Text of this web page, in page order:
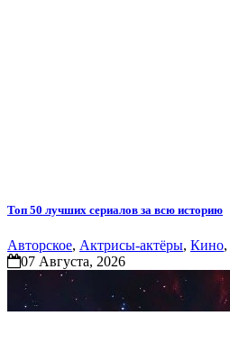
Топ 50 лучших сериалов за всю историю
Авторское, Актрисы-актёры, Кино,
07 Августа, 2026